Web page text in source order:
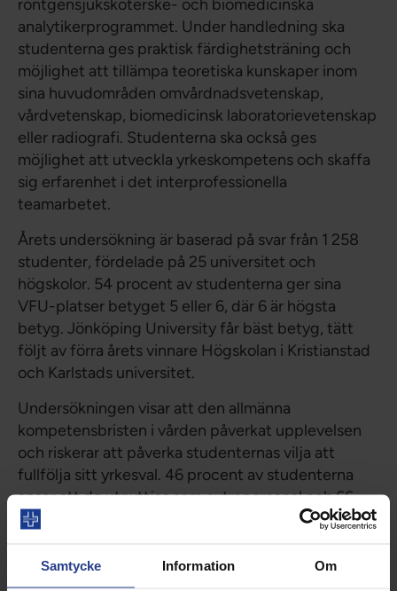
Samtycke Information Om
röntgensjuksköterske- och biomedicinska
analytikerprogrammet. Under handledning ska
studenterna ges praktisk färdighetsträning och
möjlighet att tillämpa teoretiska kunskaper inom
sina huvudområden omvårdnadsvetenskap,
vårdvetenskap, biomedicinsk laboratorievetenskap
eller radiografi. Studenterna ska också ges
möjlighet att utveckla yrkeskompetens och skaffa
sig erfarenhet i det interprofessionella
teamarbetet.
Årets undersökning är baserad på svar från 1 258
studenter, fördelade på 25 universitet och
högskolor. 54 procent av studenterna ger sina
VFU-platser betyget 5 eller 6, där 6 är högsta
betyg. Jönköping University får bäst betyg, tätt
följt av förra årets vinnare Högskolan i Kristianstad
och Karlstads universitet.
Undersökningen visar att den allmänna
kompetensbristen i vården påverkat upplevelsen
och riskerar att påverka studenternas vilja att
fullfölja sitt yrkesval. 46 procent av studenterna
anser att de utnyttjas som extrapersonal och 66
procent har inte haft tillräcklig tid för
vilket gått ut över kvaliteten på handledningen.